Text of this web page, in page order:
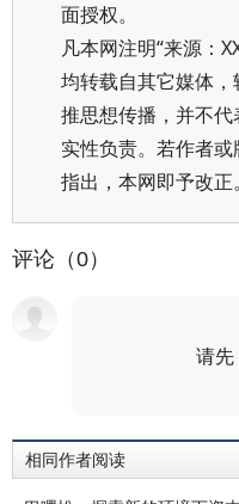
面授权。
凡本网注明“来源：
均转载自其它媒体
推思想传播，并不
实性负责。若作者
指出，本网即予改正。
评论（0）
请先
相同作者阅读